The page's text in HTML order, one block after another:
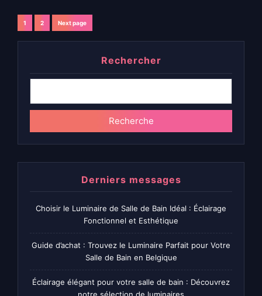
Navigation
des
Page
1 Page
2 Next page
Rechercher
Recherche
Derniers messages
Choisir le Luminaire de Salle de Bain Idéal : Éclairage
Fonctionnel et Esthétique
Guide d’achat : Trouvez le Luminaire Parfait pour Votre
Salle de Bain en Belgique
Éclairage élégant pour votre salle de bain : Découvrez